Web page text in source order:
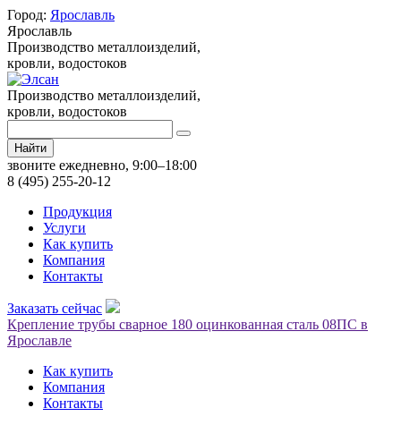
Город: Ярославль
Ярославль
Производство металлоизделий,
кровли, водостоков
Производство металлоизделий,
кровли, водостоков
Найти
звоните ежедневно, 9:00–18:00
8 (495) 255-20-12
Продукция
Услуги
Как купить
Компания
Контакты
Заказать сейчас
Крепление трубы сварное 180 оцинкованная сталь 08ПС в
Ярославле
Как купить
Компания
Контакты